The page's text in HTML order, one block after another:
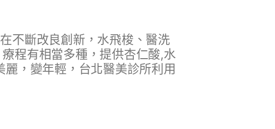
不斷改良創新，水飛梭、醫洗
程有相當多種，提供杏仁酸,水
，變年輕，台北醫美診所利用